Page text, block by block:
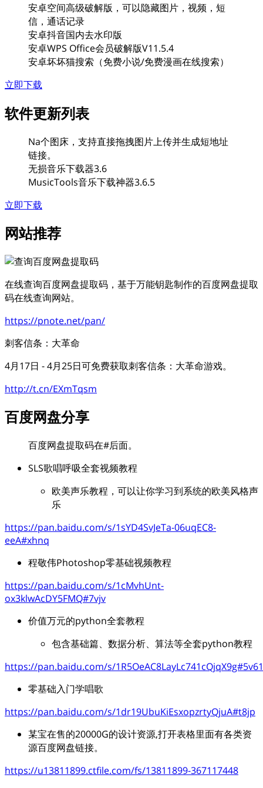
安卓空间高级破解版，可以隐藏图片，视频，短
信，通话记录
安卓抖音国内去水印版
安卓WPS Office会员破解版V11.5.4
安卓坏坏猫搜索（免费小说/免费漫画在线搜索）
立即下载
软件更新列表
Na个图床，支持直接拖拽图片上传并生成短地址
链接。
无损音乐下载器3.6
MusicTools音乐下载神器3.6.5
立即下载
网站推荐
在线查询百度网盘提取码，基于万能钥匙制作的百度网盘提取
码在线查询网站。
https://pnote.net/pan/
刺客信条：大革命
4月17日 - 4月25日可免费获取刺客信条：大革命游戏。
http://t.cn/EXmTqsm
百度网盘分享
百度网盘提取码在#后面。
SLS歌唱呼吸全套视频教程
欧美声乐教程，可以让你学习到系统的欧美风格声
乐
https://pan.baidu.com/s/1sYD4SvJeTa-06uqEC8-
eeA#xhnq
程敬伟Photoshop零基础视频教程
https://pan.baidu.com/s/1cMvhUnt-
ox3klwAcDY5FMQ#7vjv
价值万元的python全套教程
包含基础篇、数据分析、算法等全套python教程
https://pan.baidu.com/s/1R5OeAC8LayLc741cQjqX9g#5v61
零基础入门学唱歌
https://pan.baidu.com/s/1dr19UbuKiEsxopzrtyQjuA#t8jp
某宝在售的20000G的设计资源,打开表格里面有各类资
源百度网盘链接。
https://u13811899.ctfile.com/fs/13811899-367117448